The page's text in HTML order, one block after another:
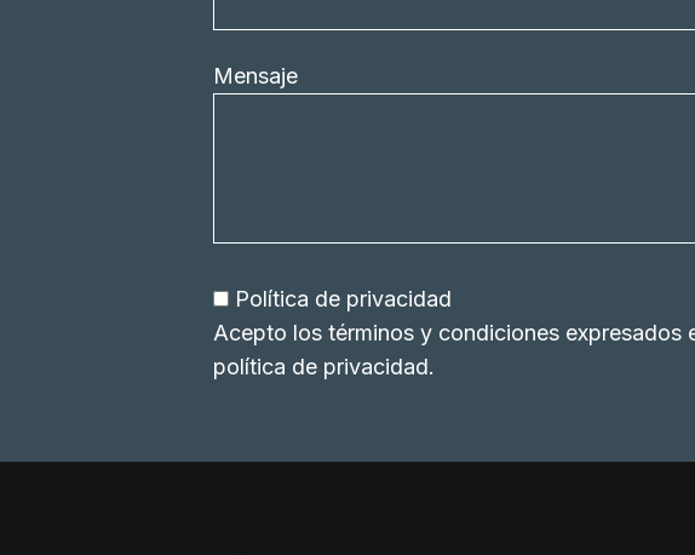
Mensaje
Política de privacidad
Acepto los términos y condiciones expresados
política de privacidad.